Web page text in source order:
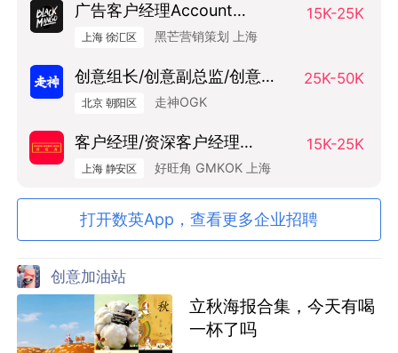
广告客户经理Account
Manager
15K-25K
上海 徐汇区 黑芒营销策划 上海
创意组长/创意副总监/创意总
监（Art Base）
25K-50K
北京 朝阳区 走神OGK
客户经理/资深客户经理
SAM/AM
15K-25K
上海 静安区 好旺角 GMKOK 上海
打开数英App，查看更多企业招聘
创意加油站
立秋海报合集，今天有喝
一杯了吗